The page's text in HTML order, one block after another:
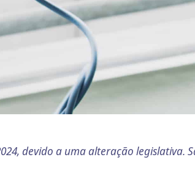
devido a uma alteração legislativa.